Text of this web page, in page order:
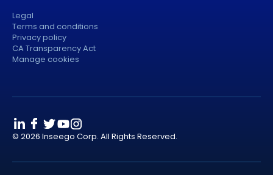
Legal
Terms and conditions
Privacy policy
CA Transparency Act
Manage cookies
© 2026 Inseego Corp. All Rights Reserved.